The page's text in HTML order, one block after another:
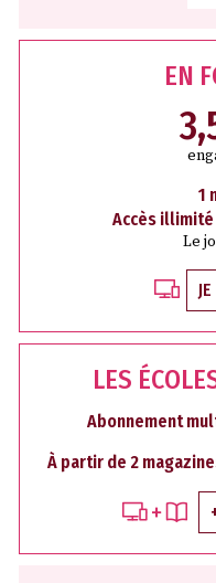
EN
1
Accès illimité
Le
LES
Abonnement
À partir de 2